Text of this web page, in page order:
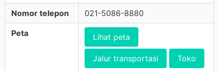
Nomor telepon 021-5086-8880
Peta Lihat peta
Jalur transportasi Toko